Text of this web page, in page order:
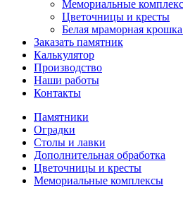
Мемориальные
Цветочницы и кресты
Белая мраморная
Заказать памятник
Калькулятор
Производство
Наши работы
Контакты
Памятники
Оградки
Столы и лавки
Дополнительная обработка
Цветочницы и кресты
Мемориальные комплексы